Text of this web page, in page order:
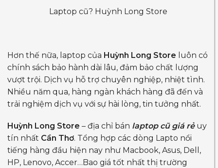
Laptop cũ? Huỳnh Long Store
Hơn thế nữa, laptop của Huỳnh Long Store luôn có
chính sách bảo hành dài lâu, đảm bảo chất lượng
vượt trội. Dịch vụ hỗ trợ chuyên nghiệp, nhiệt tình.
Nhiều năm qua, hàng ngàn khách hàng đã đến và
trải nghiệm dịch vụ với sự hài lòng, tin tưởng nhất.
Huỳnh Long Store – địa chỉ bán laptop cũ giá rẻuy
tín nhất Cần Thơ. Tổng hợp các dòng Lapto nổi
tiếng hàng đầu hiện nay như Macbook, Asus, Dell,
HP, Lenovo, Accer…Bao giá tốt nhất thị trường